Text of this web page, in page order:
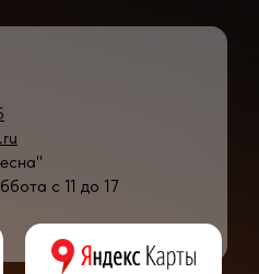
с 11 до 17от модели устройства и